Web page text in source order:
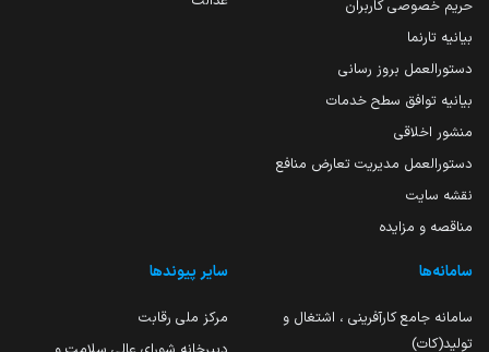
حریم خصوصی کاربران
بیانیه تارنما
دستورالعمل بروز رسانی
بیانیه توافق سطح خدمات
منشور اخلاقی
دستورالعمل مدیریت تعارض منافع
نقشه سایت
مناقصه و مزایده
سامانه‌ها
سامانه جامع کارآفرینی ، اشتغال و
تولید(کات)
سایر پیوندها
مرکز ملی رقابت